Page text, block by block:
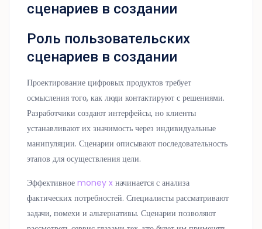
сценариев в создании
Роль пользовательских
сценариев в создании
Проектирование цифровых продуктов требует
осмысления того, как люди контактируют с решениями.
Разработчики создают интерфейсы, но клиенты
устанавливают их значимость через индивидуальные
манипуляции. Сценарии описывают последовательность
этапов для осуществления цели.
Эффективноеmoney x начинается с анализа
фактических потребностей. Специалисты рассматривают
задачи, помехи и альтернативы. Сценарии позволяют